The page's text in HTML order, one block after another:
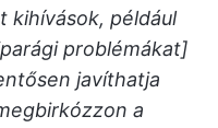
kihívások, például
problémákat]
javíthatja
a